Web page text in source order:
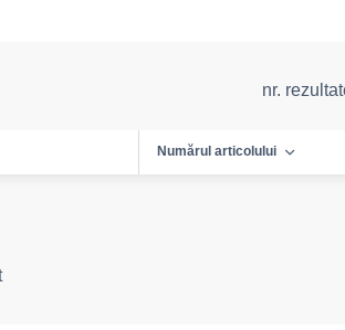
nr.
Numărul articolului